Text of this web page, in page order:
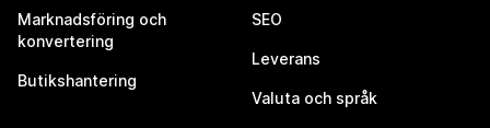
Marknadsföring och
konvertering
Butikshantering
SEO
Leverans
Valuta och språk